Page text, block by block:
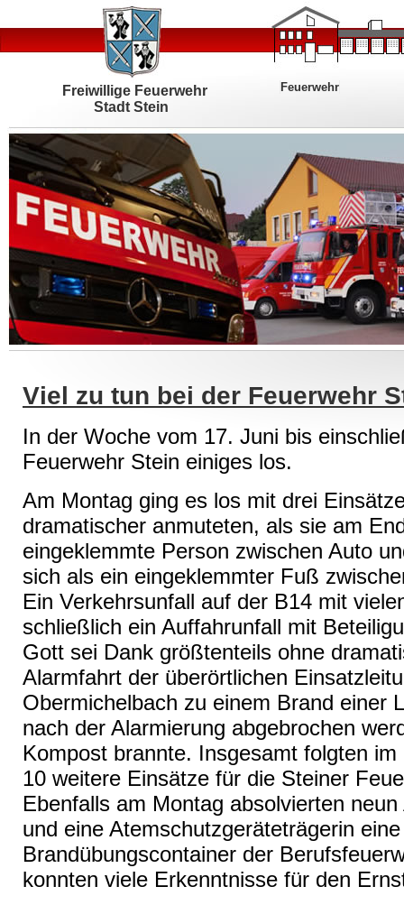
Freiwillige Feuerwehr
Stadt Stein
Feuerwehr
Viel zu tun bei der Feuerwehr
In der Woche vom 17. Juni bis
Feuerwehr Stein einiges los.
Am Montag ging es los mit drei
dramatischer anmuteten, als sie am
eingeklemmte Person zwischen Auto
sich als ein eingeklemmter Fuß
Ein Verkehrsunfall auf der B14 mit
schließlich ein Auffahrunfall mit
Gott sei Dank größtenteils ohne
Alarmfahrt der überörtlichen
Obermichelbach zu einem Brand einer
nach der Alarmierung abgebrochen
Kompost brannte. Insgesamt folgten
10 weitere Einsätze für die Steiner
Ebenfalls am Montag absolvierten
und eine Atemschutzgeräteträgerin
Brandübungscontainer der
konnten viele Erkenntnisse für den